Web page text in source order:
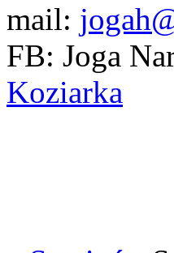
mail:
FB: Joga
Koziarka